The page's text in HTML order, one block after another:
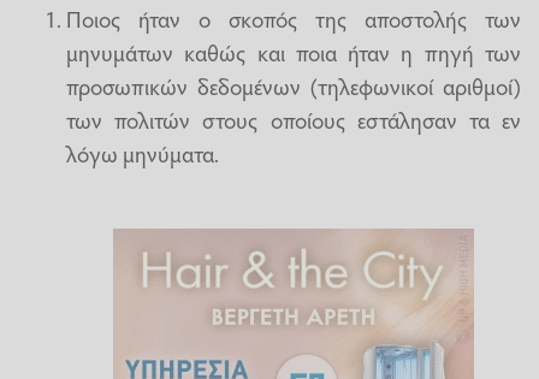
Ποιος ήταν ο σκοπός της αποστολής των
μηνυμάτων καθώς και ποια ήταν η πηγή των
προσωπικών δεδομένων (τηλεφωνικοί αριθμοί)
των πολιτών στους οποίους εστάλησαν τα εν
λόγω μηνύματα.